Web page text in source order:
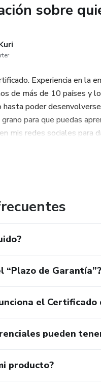
sobre
Experiencia en la
de más de 10 países y
poder
para que puedas
mis redes sociales para
“Plazo de Garantía”?
el
pueden
producto?